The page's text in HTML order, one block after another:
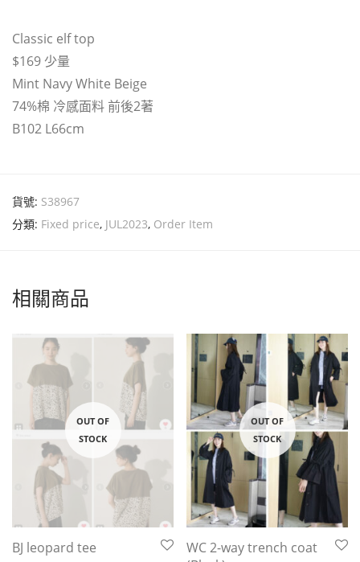
Classic elf top
$169 少量
Mint Navy White Beige
74%棉 冷感面料 前後2著
B102 L66cm
貨號: S38967
分類: Fixed price, JUL2023, Order Item
相關商品
BJ leopard tee
WC 2-way trench coat